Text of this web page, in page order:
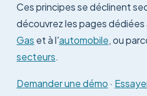
Ces principes se déclinent
découvrez les pages dédiées
Gas et à l'automobile, ou
secteurs.
Demander une démo ·